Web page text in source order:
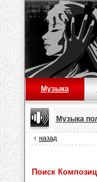
Музыка
Музыка
назад
Поиск